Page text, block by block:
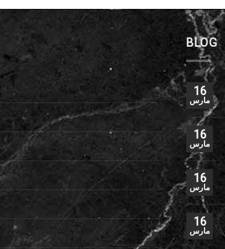
BLOG
16
مارس
16
مارس
16
مارس
16
مارس